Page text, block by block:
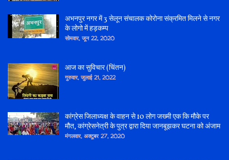
अभनपुर नगर में 3 सेलून संचालक कोरोना संक्रमित मिलने से नगर
के लोगो में हड़कम्प
सोमवार, जून 22, 2020
आज का सुविचार (चिंतन)
गुरुवार, जुलाई 21, 2022
कांग्रेस जिलाध्यक्ष के वाहन से 10 लोग जख्मी एक कि मौके पर
मौत, कांग्रेसनेत्री के पुत्र द्वारा दिया जानबूझकर घटना को अंजाम
मंगलवार, अक्टूबर 27, 2020